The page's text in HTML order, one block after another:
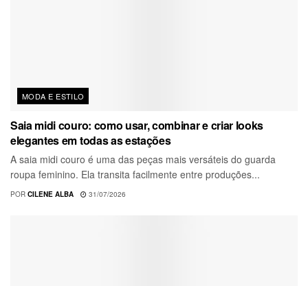
MODA E ESTILO
Saia midi couro: como usar, combinar e criar looks
elegantes em todas as estações
A saia midi couro é uma das peças mais versáteis do guarda
roupa feminino. Ela transita facilmente entre produções...
POR CILENE ALBA 31/07/2026